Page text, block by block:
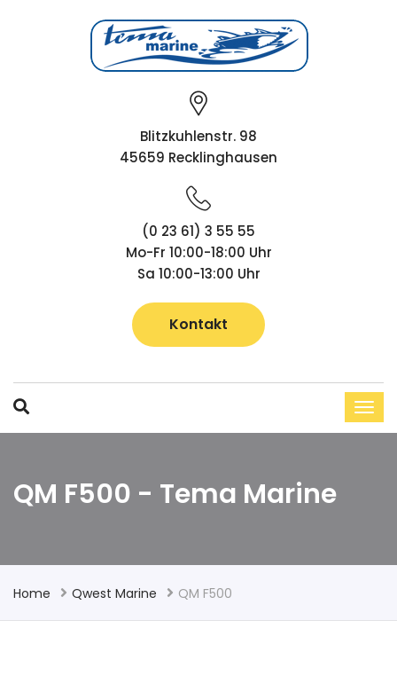
Blitzkuhlenstr. 98
45659 Recklinghausen
(0 23 61) 3 55 55
Mo-Fr 10:00-18:00 Uhr
Sa 10:00-13:00 Uhr
Kontakt
QM F500 - Tema Marine
Home Qwest Marine QM F500